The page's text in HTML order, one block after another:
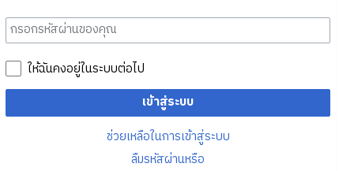
ให้ฉันคงอยู่ในระบบต่อไป
เข้าสู่ระบบ
ช่วยเหลือในการเข้าสู่ระบบ
ลืมรหัสผ่านหรือ